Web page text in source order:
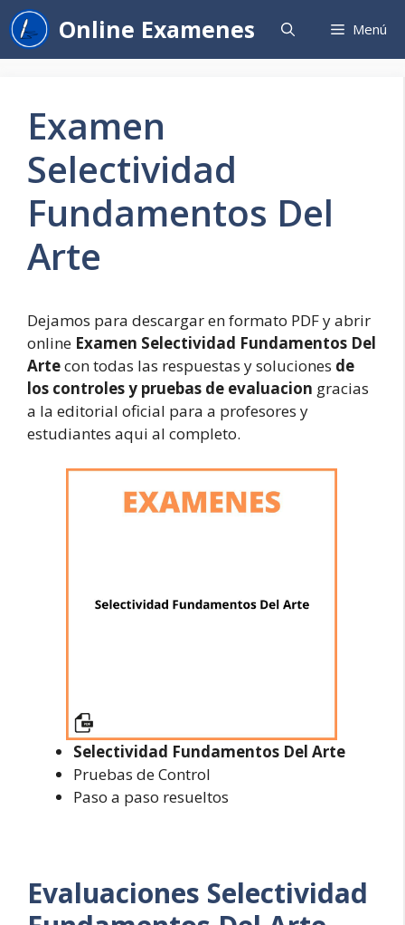
Saltar
al
contenido
Online Examenes Menú
Examen
Selectividad
Fundamentos Del
Arte
Dejamos para descargar en formato PDF y abrir
online Examen Selectividad Fundamentos Del
Artecon todas las respuestas y soluciones de
los controles y pruebas de evaluacion gracias
a la editorial oficial para a profesores y
estudiantes aqui al completo.
Selectividad Fundamentos Del Arte
Pruebas de Control
Paso a paso resueltos
Evaluaciones Selectividad